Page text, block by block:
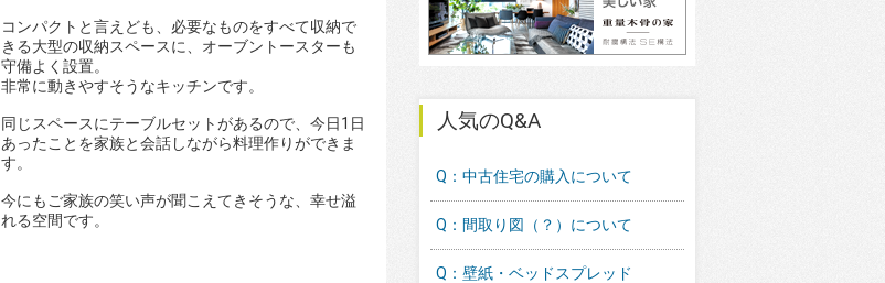
コンパクトと言えども、必要なものをすべて収納で
きる大型の収納スペースに、オーブントースターも
守備よく設置。
非常に動きやすそうなキッチンです。
同じスペースにテーブルセットがあるので、今日1日
あったことを家族と会話しながら料理作りができま
す。
今にもご家族の笑い声が聞こえてきそうな、幸せ溢
れる空間です。
人気のQ&A
Q：中古住宅の購入について
Q：間取り図（？）について
Q：壁紙・ベッドスプレッド